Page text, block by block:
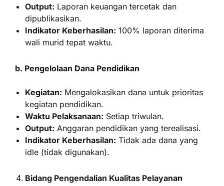
Output: Laporan keuangan tercetak dan
dipublikasikan.
Indikator Keberhasilan: 100% laporan diterima
wali murid tepat waktu.
b. Pengelolaan Dana Pendidikan
Kegiatan: Mengalokasikan dana untuk prioritas
kegiatan pendidikan.
Waktu Pelaksanaan: Setiap triwulan.
Output: Anggaran pendidikan yang terealisasi.
Indikator Keberhasilan: Tidak ada dana yang
idle (tidak digunakan).
Bidang Pengendalian Kualitas Pelayanan